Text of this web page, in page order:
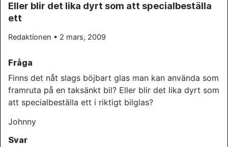
Eller blir det lika dyrt som att specialbeställa
ett
Redaktionen • 2 mars, 2009
Fråga
Finns det nåt slags böjbart glas man kan använda som
framruta på en taksänkt bil? Eller blir det lika dyrt som
att specialbeställa ett i riktigt bilglas?
Johnny
Svar